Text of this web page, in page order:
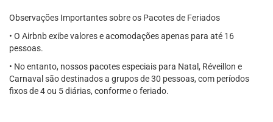
Observações Importantes sobre os Pacotes de Feriados
• O Airbnb exibe valores e acomodações apenas para até 16
pessoas.
• No entanto, nossos pacotes especiais para Natal, Réveillon e
Carnaval são destinados a grupos de 30 pessoas, com períodos
fixos de 4 ou 5 diárias, conforme o feriado.